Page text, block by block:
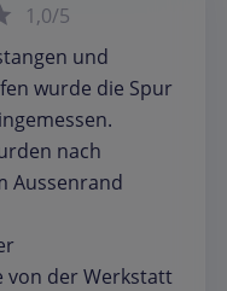
1,0/5
und
wurde die Spur
nach
Aussenrand
von der Werkstatt